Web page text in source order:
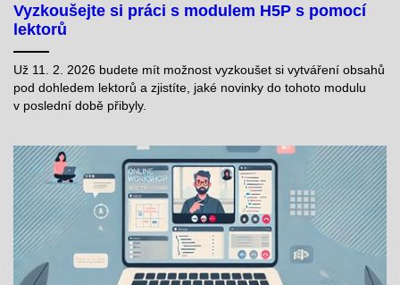
Vyzkoušejte si práci s modulem H5P s pomocí
lektorů
Už 11. 2. 2026 budete mít možnost vyzkoušet si vytváření obsahů
pod dohledem lektorů a zjistíte, jaké novinky do tohoto modulu
v poslední době přibyly.